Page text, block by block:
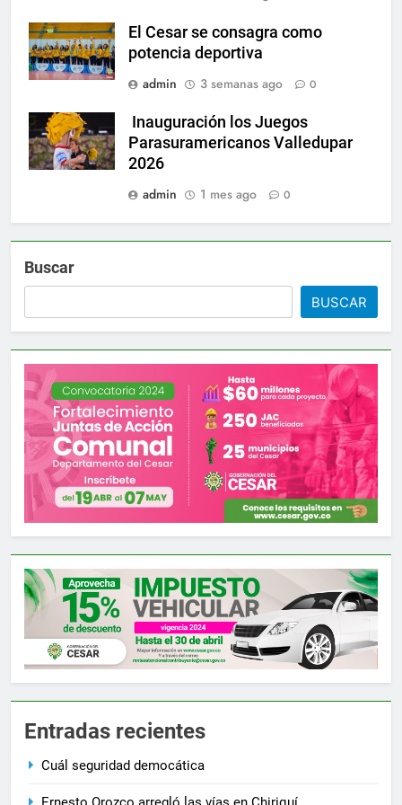
El Cesar se consagra como
potencia deportiva
admin
3 semanas ago 0
Inauguración los Juegos
Parasuramericanos Valledupar
2026
admin
1 mes ago 0
Buscar
BUSCAR
Entradas recientes
Cuál seguridad democática